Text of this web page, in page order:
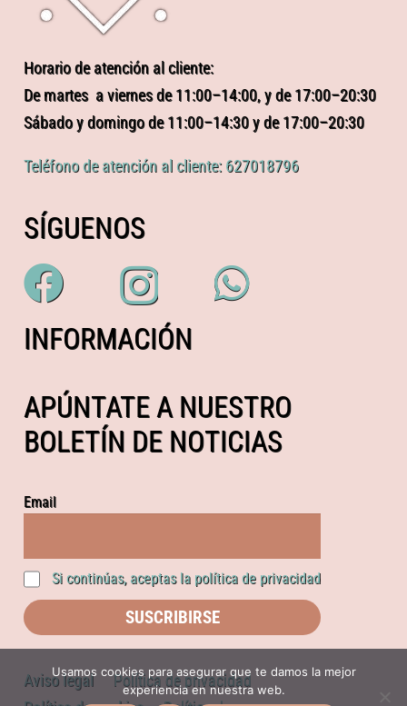
Horario de atención al cliente:
De martes a viernes de 11:00–14:00, y de 17:00–20:30
Sábado y domingo de 11:00–14:30 y de 17:00–20:30
Teléfono de atención al cliente: 627018796
SÍGUENOS
INFORMACIÓN
APÚNTATE A NUESTRO
BOLETÍN DE NOTICIAS
Email
Si continúas, aceptas la política de privacidad
Aviso legal
Política de privacidad
Usamos cookies para asegurar que te damos la mejor
experiencia en nuestra web.